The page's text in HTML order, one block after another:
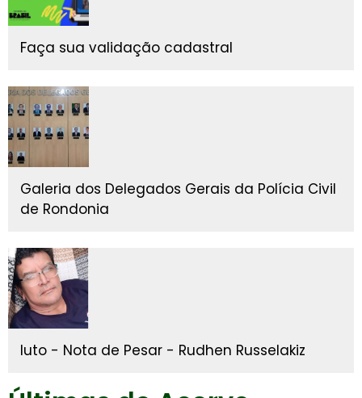
Faça sua validação cadastral
Galeria dos Delegados Gerais da Polícia Civil
de Rondonia
luto - Nota de Pesar - Rudhen Russelakiz